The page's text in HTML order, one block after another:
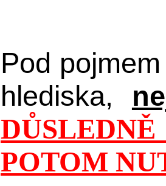
Pod pojmem
hlediska,
POTOM